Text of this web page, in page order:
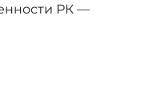
РК —